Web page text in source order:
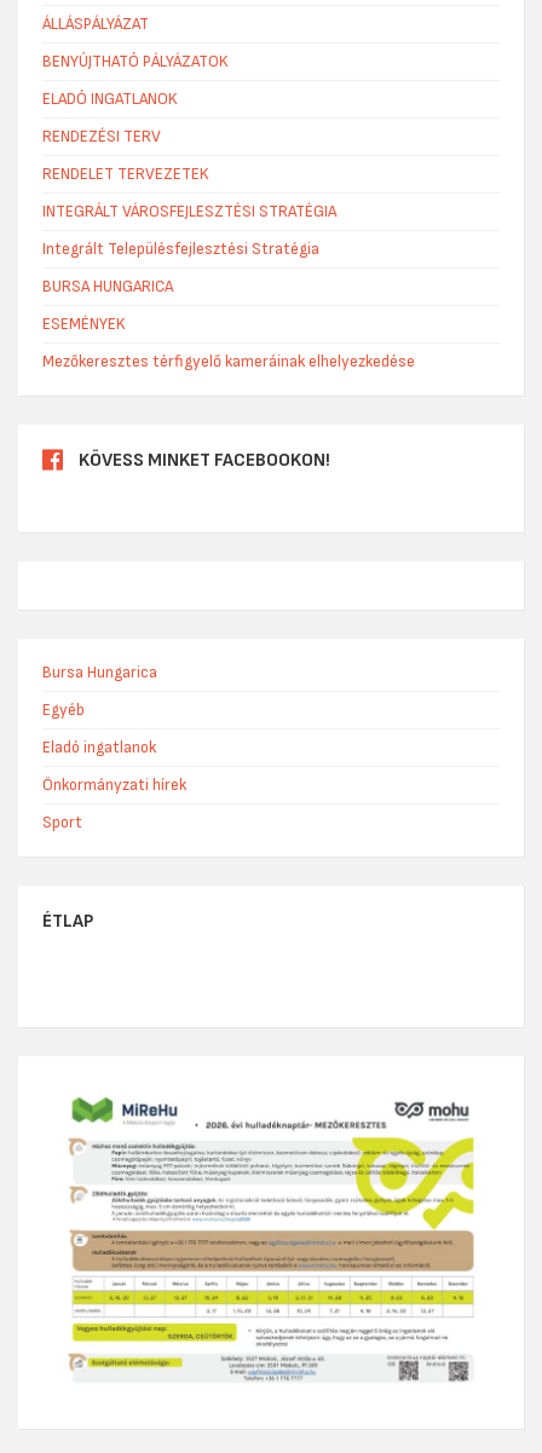
ÁLLÁSPÁLYÁZAT
BENYÚJTHATÓ PÁLYÁZATOK
ELADÓ INGATLANOK
RENDEZÉSI TERV
RENDELET TERVEZETEK
INTEGRÁLT VÁROSFEJLESZTÉSI STRATÉGIA
Integrált Településfejlesztési Stratégia
BURSA HUNGARICA
ESEMÉNYEK
Mezőkeresztes térfigyelő kameráinak elhelyezkedése
KÖVESS MINKET FACEBOOKON!
Bursa Hungarica
Egyéb
Eladó ingatlanok
Önkormányzati hírek
Sport
ÉTLAP